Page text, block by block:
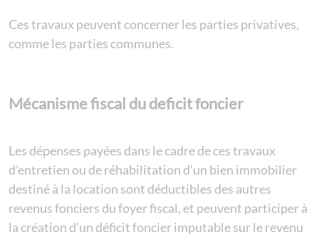
Ces travaux peuvent concerner les parties privatives,
comme les parties communes.
Mécanisme fiscal du deficit foncier
Les dépenses payées dans le cadre de ces travaux
d’entretien ou de réhabilitation d’un bien immobilier
destiné à la location sont déductibles des autres
revenus fonciers du foyer fiscal, et peuvent participer à
la création d’un déficit foncier imputable sur le revenu